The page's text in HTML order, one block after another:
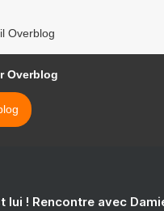
Overblog
Overblog
lui ! Rencontre avec